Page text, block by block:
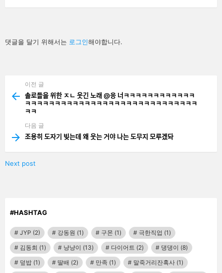
답
글
댓글을 달기 위해서는 로그인해야합니다.
more
이전 글
솔로들을 위한 ㅈㄴ 웃긴 노래 @응 너ㅋㅋㅋㅋㅋㅋㅋㅋㅋㅋㅋㅋ
ㅋㅋㅋㅋㅋㅋㅋㅋㅋㅋㅋㅋㅋㅋㅋㅋㅋㅋㅋㅋㅋㅋㅋㅋㅋㅋㅋㅋㅋ
ㅋㅋ
다음 글
조용히 도자기 빚는데 왜 웃는 거야 나는 도무지 모루겠돠
Next post
#HASHTAG
JYP (2) 강동원 (1) 구몬 (1) 극한직업 (1)
김동희 (1) 냥냥이 (13) 다이어트 (2) 댕댕이 (8)
덮밥 (1) 딸배 (2) 만족 (1) 말죽거리잔혹사 (1)